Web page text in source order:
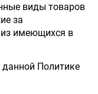
виды товаров
за
из имеющихся в
данной Политике